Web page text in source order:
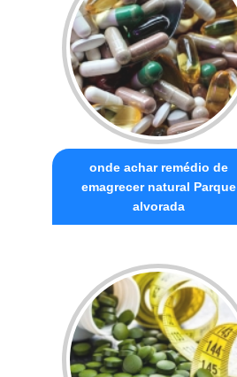
onde achar remédio de
emagrecer natural Parque
alvorada